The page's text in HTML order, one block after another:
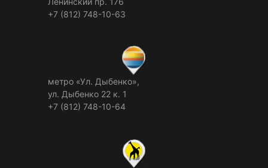
+7 (812) 748-10-63
метро «Ул. Дыбенко»,
ул. Дыбенко 22 к. 1
+7 (812) 748-10-64